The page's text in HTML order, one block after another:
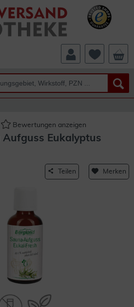
Bewertungen anzeigen
Aufguss Eukalyptus
Teilen Merken